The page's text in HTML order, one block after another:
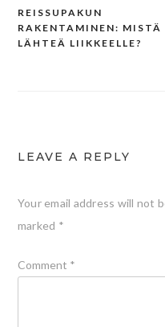
Post
navigation
REISSUPAKUN
RAKENTAMINEN: MISTÄ
LÄHTEÄ LIIKKEELLE?
LEAVE A REPLY
Your email address will not
marked *
Comment *